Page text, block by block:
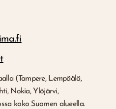
(Tampere, Lempäälä,
Nokia, Ylöjärvi,
koko Suomen alueella.